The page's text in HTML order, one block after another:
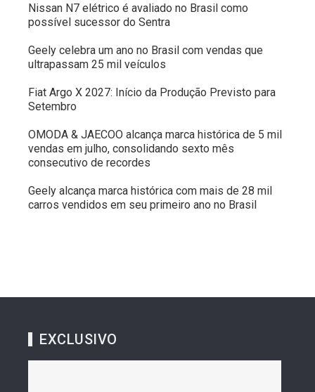
Nissan N7 elétrico é avaliado no Brasil como
possível sucessor do Sentra
Geely celebra um ano no Brasil com vendas que
ultrapassam 25 mil veículos
Fiat Argo X 2027: Início da Produção Previsto para
Setembro
OMODA & JAECOO alcança marca histórica de 5 mil
vendas em julho, consolidando sexto mês
consecutivo de recordes
Geely alcança marca histórica com mais de 28 mil
carros vendidos em seu primeiro ano no Brasil
EXCLUSIVO